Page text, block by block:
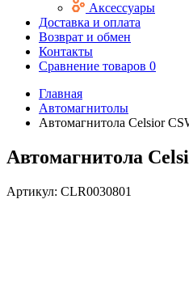
Аксессуары
Доставка и оплата
Возврат и обмен
Контакты
Сравнение товаров 0
Главная
Автомагнитолы
Автомагнитола Celsior
Автомагнитола
Артикул: CLR0030801